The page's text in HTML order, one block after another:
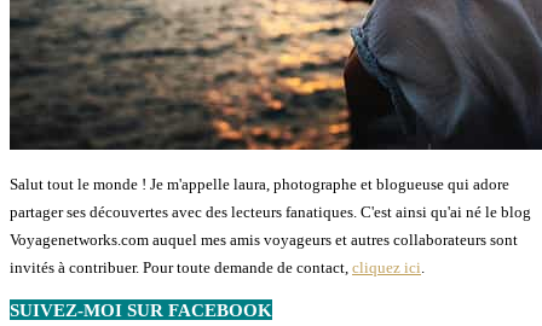
Salut tout le monde ! Je m'appelle laura, photographe et blogueuse qui adore
partager ses découvertes avec des lecteurs fanatiques. C'est ainsi qu'ai né le blog
Voyagenetworks.com auquel mes amis voyageurs et autres collaborateurs sont
invités à contribuer. Pour toute demande de contact, cliquez ici
SUIVEZ-MOI SUR FACEBOOK